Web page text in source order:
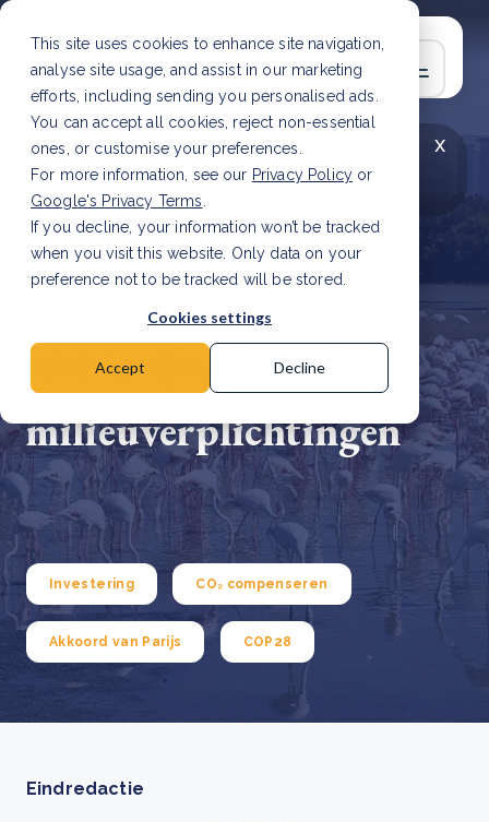
This site uses cookies to enhance site navigation,
analyse site usage, and assist in our marketing
efforts, including sending you personalised ads.
You can accept all cookies, reject non-essential
ones, or customise your preferences.
For more information, see our Privacy Policy or
Google's Privacy Terms
If you decline, your information won’t be tracked
when you visit this website. Only data on your
preference not to be tracked will be stored.
Cookies settings
Accept Decline
x
LAATSTE ARTIKEL
CSRD en uw positie als
leverancier: wat verandert er in 2026?Lees
artikel
COP28 afgerond:
omgaan met
milieuverplichtingen
Investering CO₂ compenseren
Akkoord van Parijs COP28
Eindredactie